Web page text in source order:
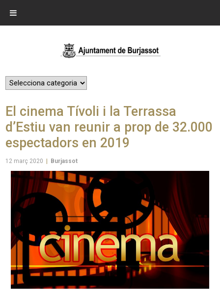
El cinema Tívoli i la Terrassa
d’Estiu van reunir a prop de 32.000
espectadors en 2019
12 març 2020 Burjassot